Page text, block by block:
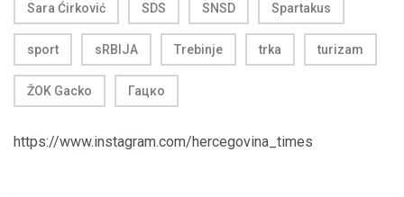
Sara Ćirković SDS SNSD Spartakus
sport sRBIJA Trebinje trka turizam
ŽOK Gacko Гацко
https://www.instagram.com/hercegovina_times